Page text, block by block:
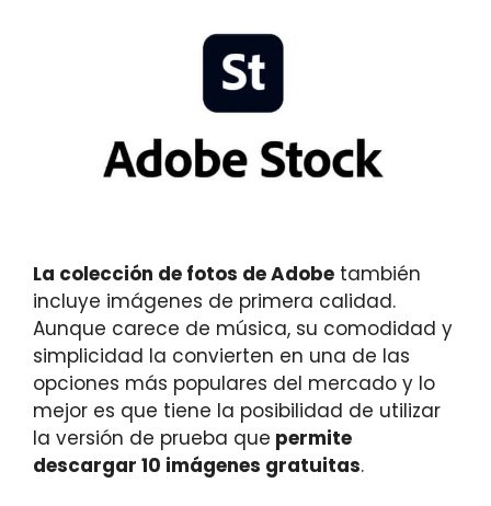
La colección de fotos de Adobe también
incluye imágenes de primera calidad.
Aunque carece de música, su comodidad y
simplicidad la convierten en una de las
opciones más populares del mercado y lo
mejor es que tiene la posibilidad de utilizar
la versión de prueba que permite
descargar 10 imágenes gratuitas.